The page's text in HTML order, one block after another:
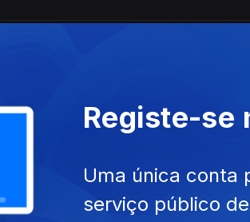
e prolonga-se até agosto
Registe-se
Uma única conta
serviço público